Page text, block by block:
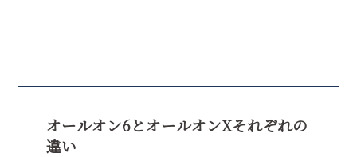
オールオン6とオールオンXそれぞれの
違い